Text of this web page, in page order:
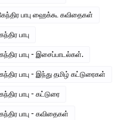
பாபு ஹைக்கூ கவிதைகள்
பாபு
பாபு - இசைப்பாடல்கள்.
பாபு - இந்து தமிழ் கட்டுரைகள்
பாபு - கட்டுரை
பாபு - கவிதைகள்